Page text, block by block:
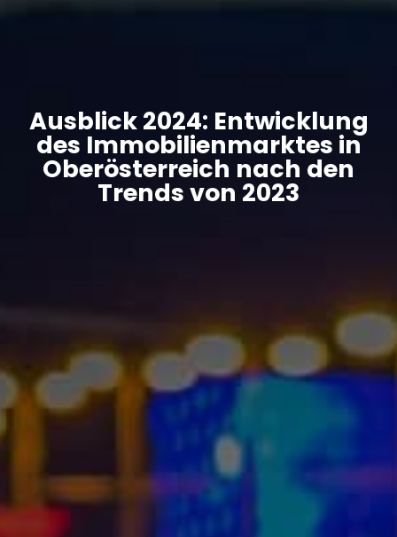
Ausblick 2024: Entwicklung
des Immobilienmarktes in
Oberösterreich nach den
Trends von 2023